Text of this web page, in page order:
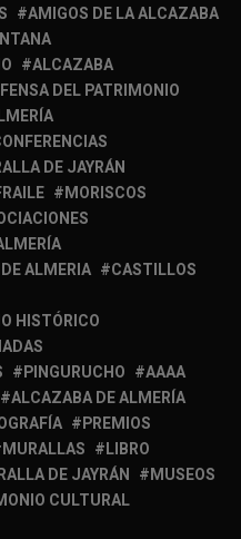
AMIGOS DE LA ALCAZABA
ALCAZABA
DEL PATRIMONIO
DE JAYRÁN
MORISCOS
ALMERIA
CASTILLOS
HISTÓRICO
PINGURUCHO
AAAA
ALCAZABA DE ALMERÍA
PREMIOS
MURALLAS
LIBRO
DE JAYRÁN
MUSEOS
CULTURAL